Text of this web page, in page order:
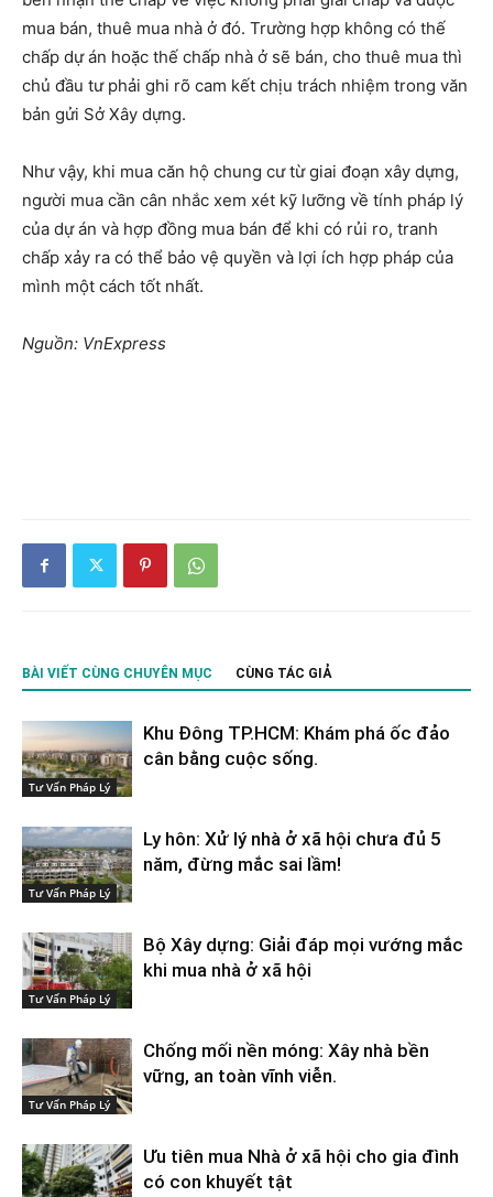
mua bán, thuê mua nhà ở đó. Trường hợp không có thế
chấp dự án hoặc thế chấp nhà ở sẽ bán, cho thuê mua thì
chủ đầu tư phải ghi rõ cam kết chịu trách nhiệm trong văn
bản gửi Sở Xây dựng.
Như vậy, khi mua căn hộ chung cư từ giai đoạn xây dựng,
người mua cần cân nhắc xem xét kỹ lưỡng về tính pháp lý
của dự án và hợp đồng mua bán để khi có rủi ro, tranh
chấp xảy ra có thể bảo vệ quyền và lợi ích hợp pháp của
mình một cách tốt nhất.
Nguồn: VnExpress
BÀI VIẾT CÙNG CHUYÊN MỤC CÙNG TÁC GIẢ
Tư Vấn Pháp Lý
Khu Đông TP.HCM: Khám phá ốc đảo
cân bằng cuộc sống.
Tư Vấn Pháp Lý
Ly hôn: Xử lý nhà ở xã hội chưa đủ 5
năm, đừng mắc sai lầm!
Tư Vấn Pháp Lý
Bộ Xây dựng: Giải đáp mọi vướng mắc
khi mua nhà ở xã hội
Tư Vấn Pháp Lý
Chống mối nền móng: Xây nhà bền
vững, an toàn vĩnh viễn.
Ưu tiên mua Nhà ở xã hội cho gia đình
có con khuyết tật